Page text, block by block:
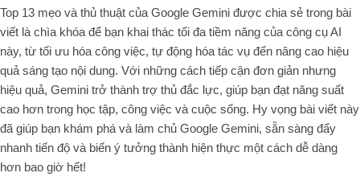
Top 13 mẹo và thủ thuật của Google Gemini được chia sẻ trong bài
viết là chìa khóa để bạn khai thác tối đa tiềm năng của công cụ AI
này, từ tối ưu hóa công việc, tự động hóa tác vụ đến nâng cao hiệu
quả sáng tạo nội dung. Với những cách tiếp cận đơn giản nhưng
hiệu quả, Gemini trở thành trợ thủ đắc lực, giúp bạn đạt năng suất
cao hơn trong học tập, công việc và cuộc sống. Hy vọng bài viết này
đã giúp bạn khám phá và làm chủ Google Gemini, sẵn sàng đẩy
nhanh tiến độ và biến ý tưởng thành hiện thực một cách dễ dàng
hơn bao giờ hết!